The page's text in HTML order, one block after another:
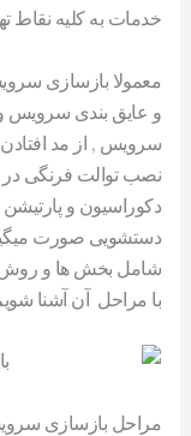
خدمات به کلیه نقاط
معمولا بازسازی
و عایق بندی سرویس
سرویس , از مد
نصب توالت فرنگی در
دکوراسیون و
دستشویی صورت
شامل بخش ها و روش
با مراحل آن آشنا
مراحل بازسازی